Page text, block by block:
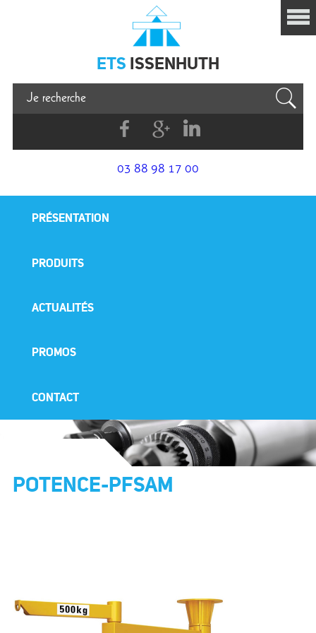
Issenhuth
ETS ISSENHUTH
FacebookG+
Linkedin
03 88 98 17 00
PRÉSENTATION
PRODUITS
ACTUALITÉS
PROMOS
CONTACT
POTENCE-PFSAM